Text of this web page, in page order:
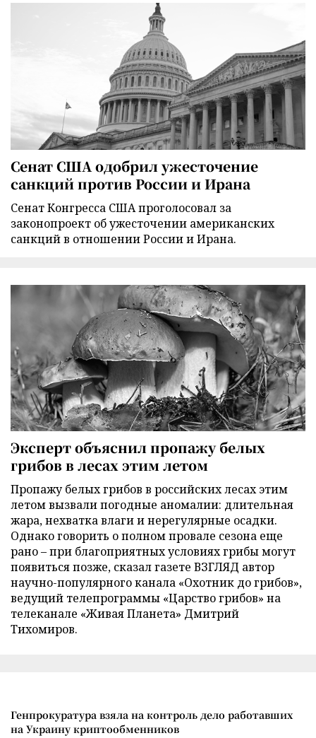
Сенат США одобрил ужесточение
санкций против России и Ирана
Сенат Конгресса США проголосовал за
законопроект об ужесточении американских
санкций в отношении России и Ирана.
Эксперт объяснил пропажу белых
грибов в лесах этим летом
Пропажу белых грибов в российских лесах этим
летом вызвали погодные аномалии: длительная
жара, нехватка влаги и нерегулярные осадки.
Однако говорить о полном провале сезона еще
рано – при благоприятных условиях грибы могут
появиться позже, сказал газете ВЗГЛЯД автор
научно-популярного канала «Охотник до грибов»,
ведущий телепрограммы «Царство грибов» на
телеканале «Живая Планета» Дмитрий
Тихомиров.
Генпрокуратура взяла на контроль дело работавших
на Украину криптообменников